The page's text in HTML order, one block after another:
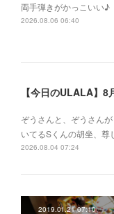
両手弾きがかっこいい♪
2026.08.06 06:40
【今日のULALA】8
ぞうさんと、ぞうさん
いてるSくんの胡坐、尊
2026.08.04 07:24
2019.01.21 07:10